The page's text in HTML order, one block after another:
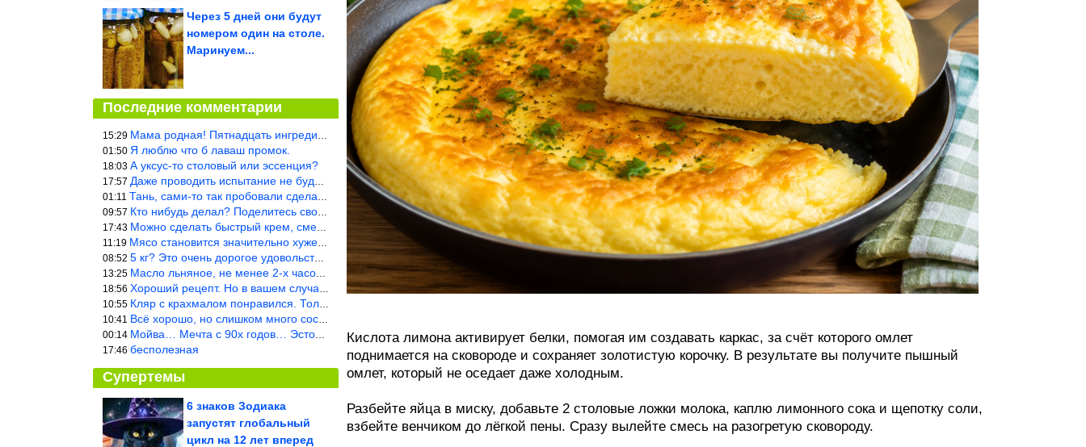
Через 5 дней они будут
номером один на столе.
Маринуем...
Последние комментарии
15:29 Мама родная! Пятнадцать ингредиентов на пирожок!!!
01:50 Я люблю что б лаваш промок.
18:03 А уксус-то столовый или эссенция?
17:57 Даже проводить испытание не буду — в воду и потом быстро в раска
01:11 Тань, сами-то так пробовали сделать? Ерунда же получится. Нет, с
09:57 Кто нибудь делал? Поделитесь своими результатами!!!
17:43 Можно сделать быстрый крем, смешав 2 банки вареной сгущенки со с
11:19 Мясо становится значительно хуже, когда долго лежит в морозилке
08:52 5 кг? Это очень дорогое удовольствие, исходя из цен на эту ягоду
13:25 Масло льняное, не менее 2-х часов. Писать надо по делу и подробн
18:56 Хороший рецепт. Но в вашем случае шницель получится парено-варен
10:55 Кляр с крахмалом понравился. Только я бы в воду добавил бы молок
10:41 Всё хорошо, но слишком много составляющих.
00:14 Мойва… Мечта с 90х годов… Эстония
17:46 бесполезная
Супертемы
Юмор и коментарии из
6 знаков Зодиака
запустят глобальный
цикл на 12 лет вперед
Кислота лимона активирует белки, помогая им создавать каркас, за счёт которого омлет
поднимается на сковороде и сохраняет золотистую корочку. В результате вы получите пышный
омлет, который не оседает даже холодным.
Разбейте яйца в миску, добавьте 2 столовые ложки молока, каплю лимонного сока и щепотку соли,
взбейте венчиком до лёгкой пены. Сразу вылейте смесь на разогретую сковороду.